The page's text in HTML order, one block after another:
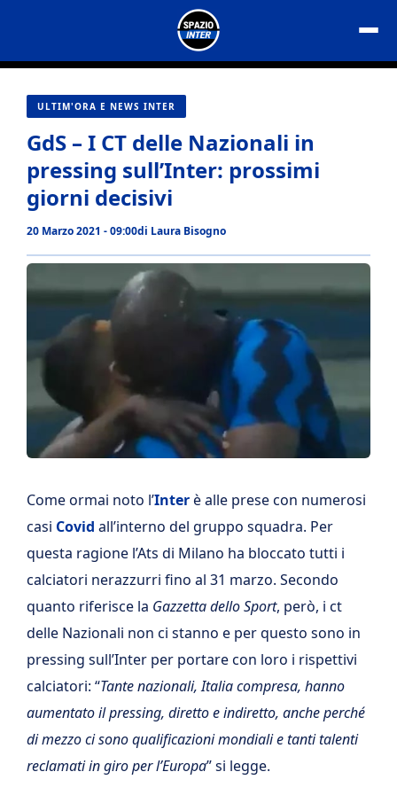
contenuto
ULTIM'ORA E NEWS INTER
GdS – I CT delle Nazionali in
pressing sull’Inter: prossimi
giorni decisivi
20 Marzo 2021 - 09:00di Laura Bisogno
Come ormai noto l’Interè alle prese con numerosi
casi Covid all’interno del gruppo squadra. Per
questa ragione l’Ats di Milano ha bloccato tutti i
calciatori nerazzurri fino al 31 marzo. Secondo
quanto riferisce la Gazzetta dello Sport, però, i ct
delle Nazionali non ci stanno e per questo sono in
pressing sull’Inter per portare con loro i rispettivi
calciatori: “Tante nazionali, Italia compresa, hanno
aumentato il pressing, diretto e indiretto, anche perché
di mezzo ci sono qualificazioni mondiali e tanti talenti
reclamati in giro per l’Europa” si legge.